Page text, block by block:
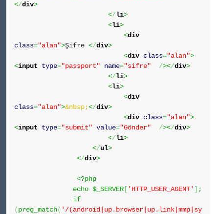
</div>
</li>
<li>
<div
class="alan">Şifre </div>
<div class="alan">
<input type="passport" name="sifre" /></div>
</li>
<li>
<div
class="alan">&nbsp;</div>
<div class="alan">
<input type="submit" value="Gönder" /></div>
</li>
</ul>
</div>
<?php
echo $_SERVER [ 'HTTP_USER_AGENT' ] ;
if
(preg_match( '/(android|up.browser|up.link|mmp|sy